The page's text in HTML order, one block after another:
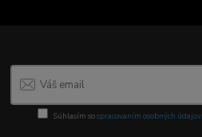
Súhlasím sospracovaním osobných údajov